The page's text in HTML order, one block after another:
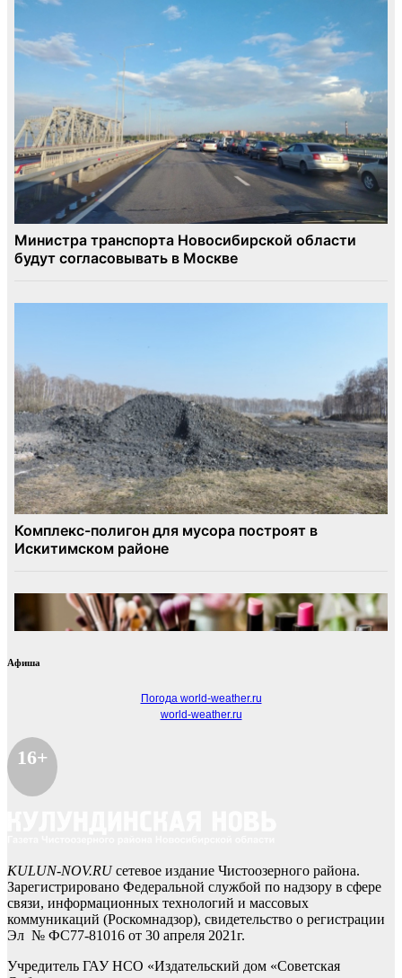
Афиша
Погода world-weather.ru
world-weather.ru
16+
KULUN-NOV.RUсетевое издание Чистоозерного района.
Зарегистрировано Федеральной службой по надзору в сфере
связи, информационных технологий и массовых
коммуникаций (Роскомнадзор), свидетельство о регистрации
Эл № ФС77-81016 от 30 апреля 2021г.
Учредитель ГАУ НСО «Издательский дом «Советская